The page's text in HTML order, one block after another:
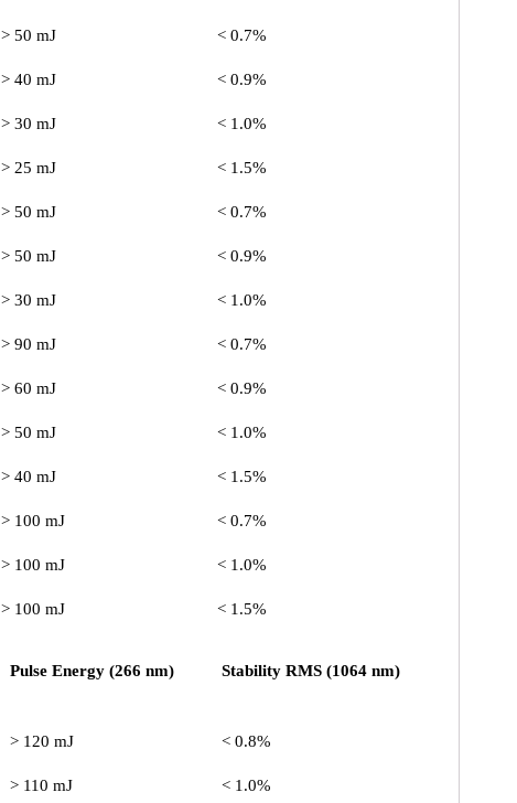
> 50 mJ < 0.7%
> 40 mJ < 0.9%
> 30 mJ < 1.0%
> 25 mJ < 1.5%
> 50 mJ < 0.7%
> 50 mJ < 0.9%
> 30 mJ < 1.0%
> 90 mJ < 0.7%
> 60 mJ < 0.9%
> 50 mJ < 1.0%
> 40 mJ < 1.5%
> 100 mJ < 0.7%
> 100 mJ < 1.0%
> 100 mJ < 1.5%
Pulse Energy (266 nm) Stability RMS (1064 nm)
> 120 mJ < 0.8%
> 110 mJ < 1.0%